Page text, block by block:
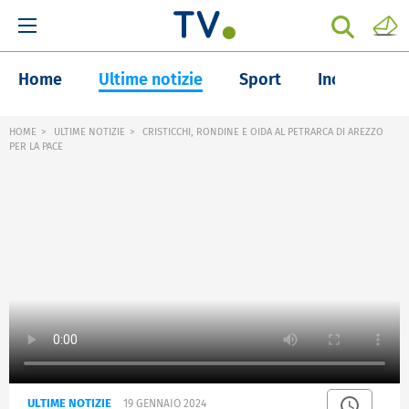
Home Ultime notizie Sport Inchieste
HOME ULTIME NOTIZIE
CRISTICCHI, RONDINE E OIDA AL PETRARCA DI AREZZO
PER LA PACE
ULTIME NOTIZIE 19 GENNAIO 2024